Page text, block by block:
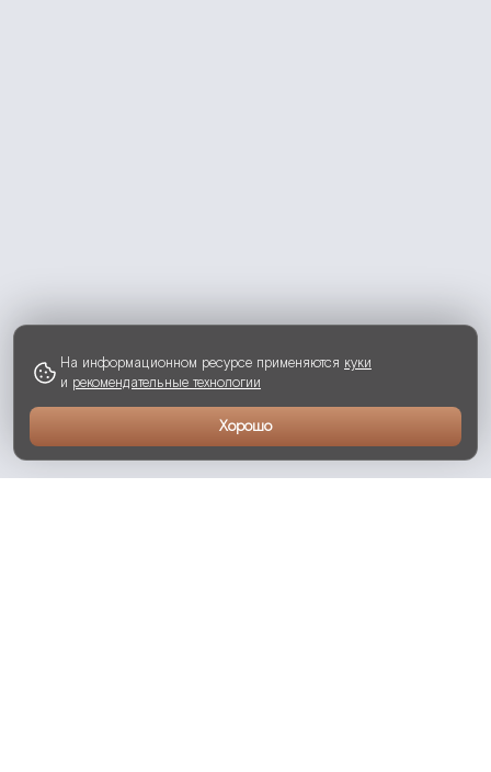
На информационном ресурсе применяются куки
и рекомендательные технологии
Хорошо